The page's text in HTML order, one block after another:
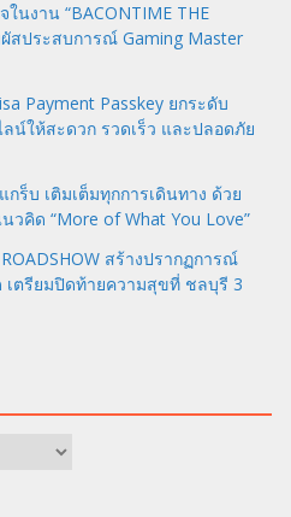
นงาน “BACONTIME THE
สประสบการณ์ Gaming Master
Payment Passkey ยกระดับ
น์ให้สะดวก รวดเร็ว และปลอดภัย
ร็บ เติมเต็มทุกการเดินทาง ด้วย
คิด “More of What You Love”
สร้างปรากฏการณ์
เตรียมปิดท้ายความสุขที่ ชลบุรี 3